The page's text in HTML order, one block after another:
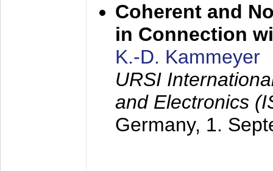
Coherent and
in Connection
K.-D. Kammeyer
URSI
and Electronics
Germany, 1.